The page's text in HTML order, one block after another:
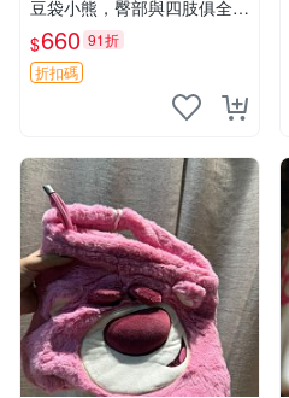
豆袋小熊，臀部與四肢俱全，
坐高11公分，附原盒與吊牌
收藏。藍鼻子小熊，值得擁有
玩具 憶熊
$660 91折
折扣碼